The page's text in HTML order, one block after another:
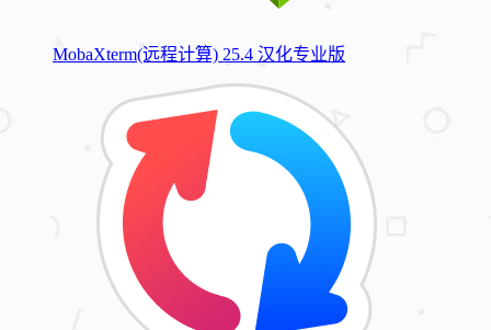
MobaXterm(远程计算) 25.4 汉化专业版